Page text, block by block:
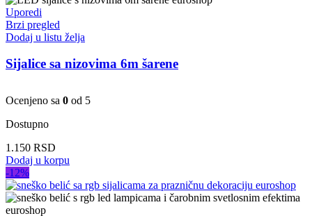
Uporedi
Brzi pregled
Dodaj u listu želja
Sijalice sa nizovima 6m šarene
Ocenjeno sa 0 od 5
Dostupno
1.150 RSD
Dodaj u korpu
-12%